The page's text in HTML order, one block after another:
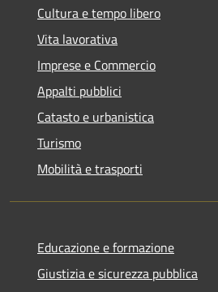
Cultura e tempo libero
Vita lavorativa
Imprese e Commercio
Appalti pubblici
Catasto e urbanistica
Turismo
Mobilità e trasporti
Educazione e formazione
Giustizia e sicurezza pubblica